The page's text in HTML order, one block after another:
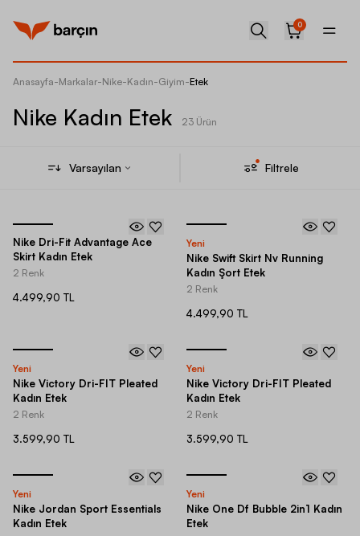
0
Anasayfa-Markalar-Nike-Kadın-Giyim-Etek
Nike Kadın Etek 23 Ürün
Varsayılan Filtrele
Nike Dri-Fit Advantage Ace
Skirt Kadın Etek
2 Renk
4.499,90 TL
Yeni
Nike Swift Skirt Nv Running
Kadın Şort Etek
2 Renk
4.499,90 TL
Yeni
Nike Victory Dri-FIT Pleated
Kadın Etek
2 Renk
3.599,90 TL
Yeni
Nike Victory Dri-FIT Pleated
Kadın Etek
2 Renk
3.599,90 TL
Yeni
Nike Jordan Sport Essentials
Kadın Etek
Yeni
Nike One Df Bubble 2in1 Kadın
Etek